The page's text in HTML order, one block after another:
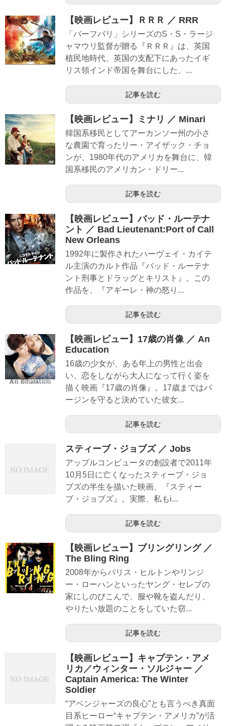
【映画レビュー】ＲＲＲ ／ RRR
「バーフバリ」シリーズのS・S・ラージ
ャマウリ監督が贈る『ＲＲＲ』は、英国
植民地時代、英国の支配下にあったイギ
リス領インド帝国を舞台にした、...
記事を読む
【映画レビュー】ミナリ ／ Minari
韓国系移民としてアーカンソー州の小さ
な農園で育ったリー・アイザック・チョ
ンが、1980年代のアメリカを舞台に、韓
国系移民のアメリカン・ドリー...
記事を読む
【映画レビュー】バッド・ルーテナ
ント ／ Bad Lieutenant:Port of Call
New Orleans
1992年に製作されたハーヴェイ・カイテ
ル主演のカルト作品『バッド・ルーテナ
ント刑事とドラッグとキリスト』。この
作品を、『アギーレ・神の怒り...
記事を読む
【映画レビュー】17歳の肖像 ／ An
Education
16歳の少女が、ある年上の男性と出会
い、恋をしながら大人になって行く姿を
描く映画『17歳の肖像』。17歳まではバ
ージンを守ると決めていた彼女...
記事を読む
スティーブ・ジョブズ ／ Jobs
アップルコンピュータの創設者で2011年
10月5日に亡くなったスティーブ・ジョ
ブズの半生を描いた映画、『スティー
ブ・ジョブズ』。実際、私もi...
記事を読む
【映画レビュー】ブリングリング ／
The Bling Ring
2008年からパリス・ヒルトンやリンジ
ー・ローハンといったヤング・セレブの
家にしのびこんで、服や靴を盗んだり、
やりたい放題のことをしていた窃...
記事を読む
【映画レビュー】キャプテン・アメ
リカ／ウィンター・ソルジャー ／
Captain America: The Winter
Soldier
“アベンジャーズの良心”とも言うべき真面
目系ヒーロー“キャプテン・アメリカ”が活